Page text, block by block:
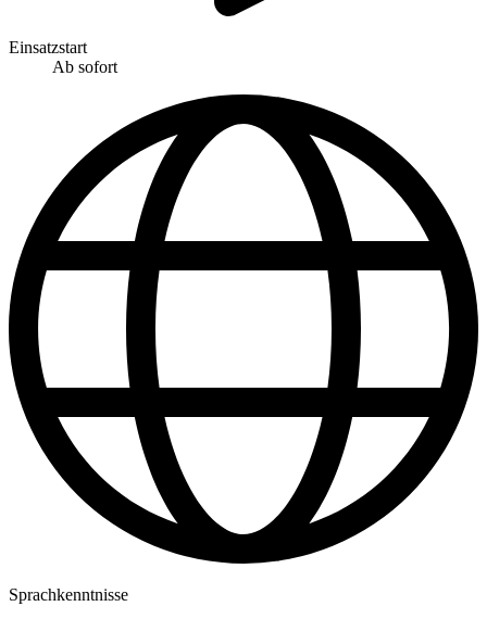
Einsatzstart
Ab sofort
Sprachkenntnisse